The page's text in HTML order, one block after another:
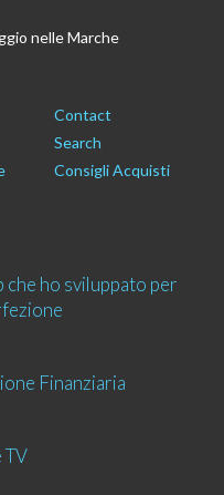
nelle Marche
Contact
Search
Consigli Acquisti
che ho sviluppato per
Finanziaria
TV